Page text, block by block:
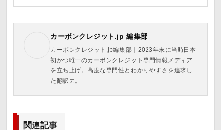
カーボンクレジット.jp 編集部
カーボンクレジット.jp編集部｜2023年末に当時日本
初かつ唯一のカーボンクレジット専門情報メディア
を立ち上げ。高度な専門性とわかりやすさを追求し
た翻訳力。
関連記事